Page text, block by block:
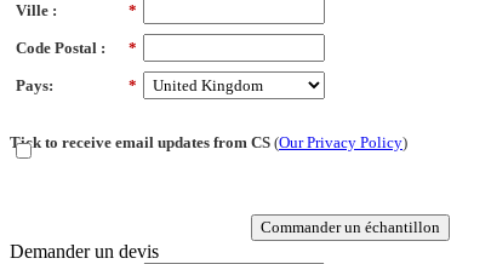
*
Ville :
*
Code Postal :
*
Pays:
Tick to receive email updates from CS (Our Privacy Policy)
Commander un échantillon
Demander un devis